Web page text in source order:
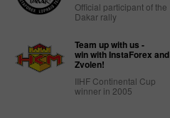
Official participant of the
Dakar rally
Team up with us -
win with InstaForex and
Zvolen!
IIHF Continental Cup
winner in 2005